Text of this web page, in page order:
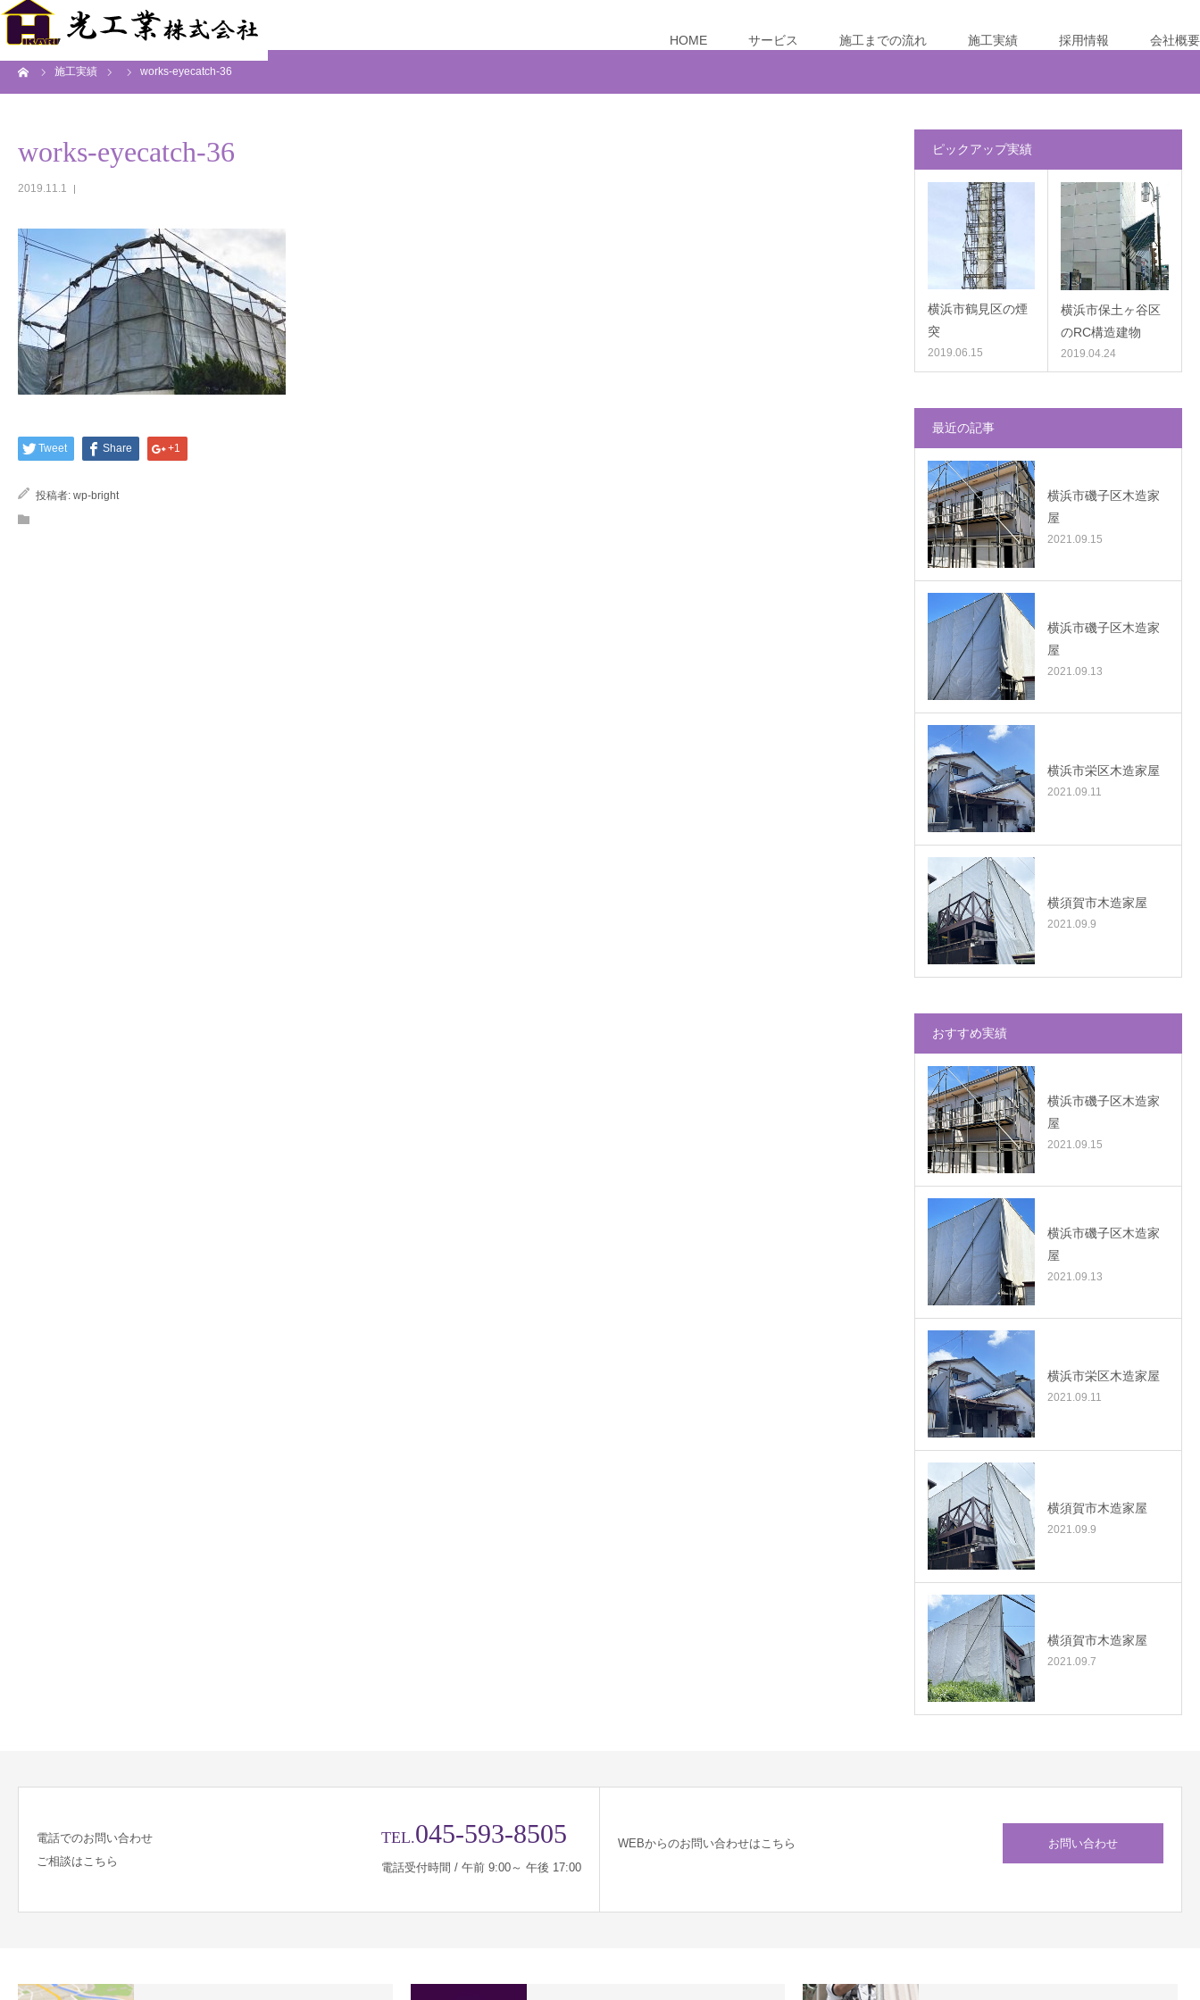
HOME サービス 施工までの流れ 施工実績 採用情報 会社概要
施工実績 works-eyecatch-36
works-eyecatch-36
2019.11.1
Tweet Share +1
投稿者: wp-bright
ピックアップ実績
横浜市鶴見区の煙
突
2019.06.15
横浜市保土ヶ谷区
のRC構造建物
2019.04.24
最近の記事
横浜市磯子区木造家
屋
2021.09.15
横浜市磯子区木造家
屋
2021.09.13
横浜市栄区木造家屋
2021.09.11
横須賀市木造家屋
2021.09.9
おすすめ実績
横浜市磯子区木造家
屋
2021.09.15
横浜市磯子区木造家
屋
2021.09.13
横浜市栄区木造家屋
2021.09.11
横須賀市木造家屋
2021.09.9
横須賀市木造家屋
2021.09.7
電話でのお問い合わせ
ご相談はこちら
TEL.045-593-8505
電話受付時間 / 午前 9:00～ 午後 17:00
WEBからのお問い合わせはこちら お問い合わせ